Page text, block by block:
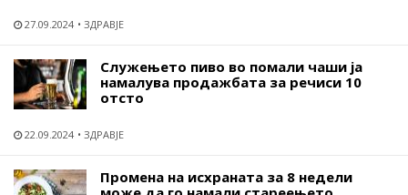
27.09.2024 ЗДРАВЈЕ
Служењето пиво во помали чаши ја
намалува продажбата за речиси 10
отсто
22.09.2024 ЗДРАВЈЕ
Промена на исхраната за 8 недели